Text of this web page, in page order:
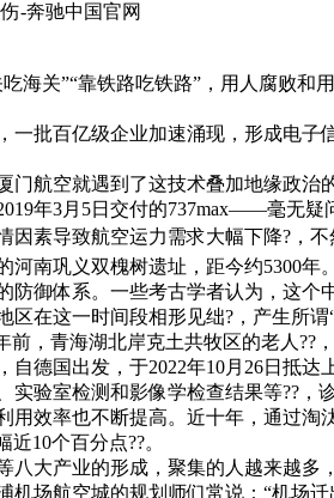
-奔驰中国官网
关”“靠铁路吃铁路”，用人腐败和
百亿级企业加速涌现，形成电子
空就遇到了这技术叠加地缘政治
年3月5日交付的737max——毫无
素导致航空运力需求大幅下降?，
巩义双槐树遗址，距今约5300年
防御体系。一些考古学者认为，这
在这一时间段相形见绌?，产生所
青海湖北岸克土共牧区的老人??
自德国出发，于2022年10月26日抵
验室检测和影像学检查结果等??，诊
率也不断提高。近十年，通过淘
10个百分点??。
产业的形成，聚集的人越来越多
机场航空城的规划师们常说：“机场